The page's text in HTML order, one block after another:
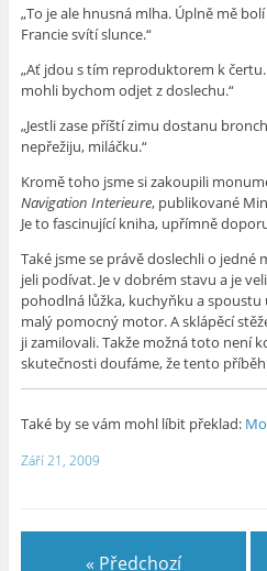
„To je ale hnusná mlha. Úplně mě
Francie svítí slunce.“
„Ať jdou s tím reproduktorem k
mohli bychom odjet z doslechu.“
„Jestli zase příští zimu dostanu
nepřežiju, miláčku.“
Kromě toho jsme si zakoupili
Navigation Interieure, publikované
Je to fascinující kniha, upřímně
Také jsme se právě doslechli o jedné
jeli podívat. Je v dobrém stavu a je
pohodlná lůžka, kuchyňku a
malý pomocný motor. A sklápěcí
ji zamilovali. Takže možná toto není
skutečnosti doufáme, že tento
Také by se vám mohl líbit překlad:
Září 21, 2009
« Předchozí